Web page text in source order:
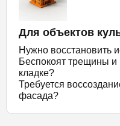
Для объектов
Нужно восстановить
Беспокоят трещины и
кладке?
Требуется
фасада?